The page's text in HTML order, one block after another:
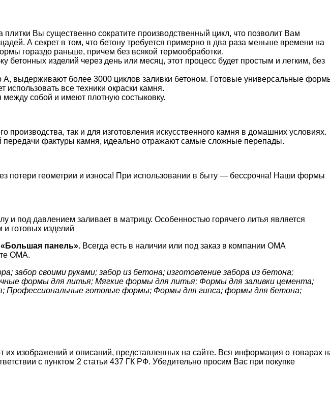
Вы существенно сократите производственный цикл, что позволит Вам
А секрет в том, что бетону требуется примерно в два раза меньше времени на
гораздо раньше, причем без всякой термообработки.
изделий через день или месяц, этот процесс будет простым и легким, без
выдерживают более 3000 циклов заливки бетоном. Готовые универсальные
все техники окраски камня.
собой и имеют плотную состыковку.
производства, так и для изготовления искусственного камня в домашних условиях.
фактуры камня, идеально отражают самые сложные перепады.
потери геометрии и износа! При использовании в быту — бессрочна! Наши формы
и под давлением заливает в матрицу. Особенностью горячего литья является
готовых изделий
Большая панель». Всегда есть в наличии или под заказ в компании ОМА
ОМА.
своими руками; забор из бетона; изготовление забора из бетона;
формы для литья; Мягкие формы для литья; Формы для заливки цемента;
Профессиональные готовые формы; Формы для гипса; формы для бетона;
их изображений и описаний, представленных на сайте. Вся информация о товарах
с пунктом 2 статьи 437 ГК РФ. Убедительно просим Вас при покупке